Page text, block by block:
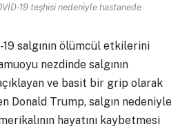
19 teşhisi nedeniyle hastanede
19 salgının ölümcül etkilerini
nezdinde salgının
ve basit bir grip olarak
Donald Trump, salgın nedeniyle
hayatını kaybetmesi